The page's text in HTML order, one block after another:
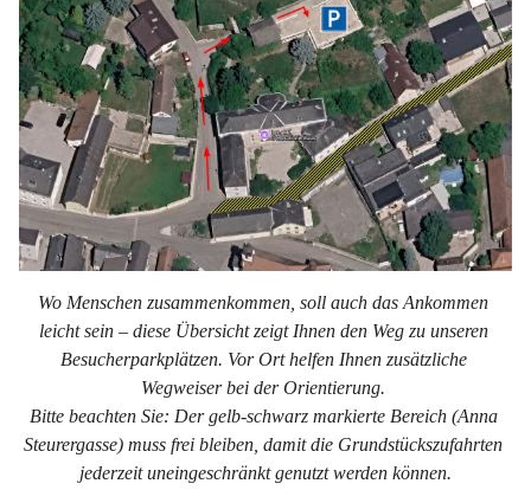
Wo Menschen zusammenkommen, soll auch das Ankommen
leicht sein – diese Übersicht zeigt Ihnen den Weg zu unseren
Besucherparkplätzen. Vor Ort helfen Ihnen zusätzliche
Wegweiser bei der Orientierung.
Bitte beachten Sie: Der gelb-schwarz markierte Bereich (Anna
Steurergasse) muss frei bleiben, damit die Grundstückszufahrten
jederzeit uneingeschränkt genutzt werden können.